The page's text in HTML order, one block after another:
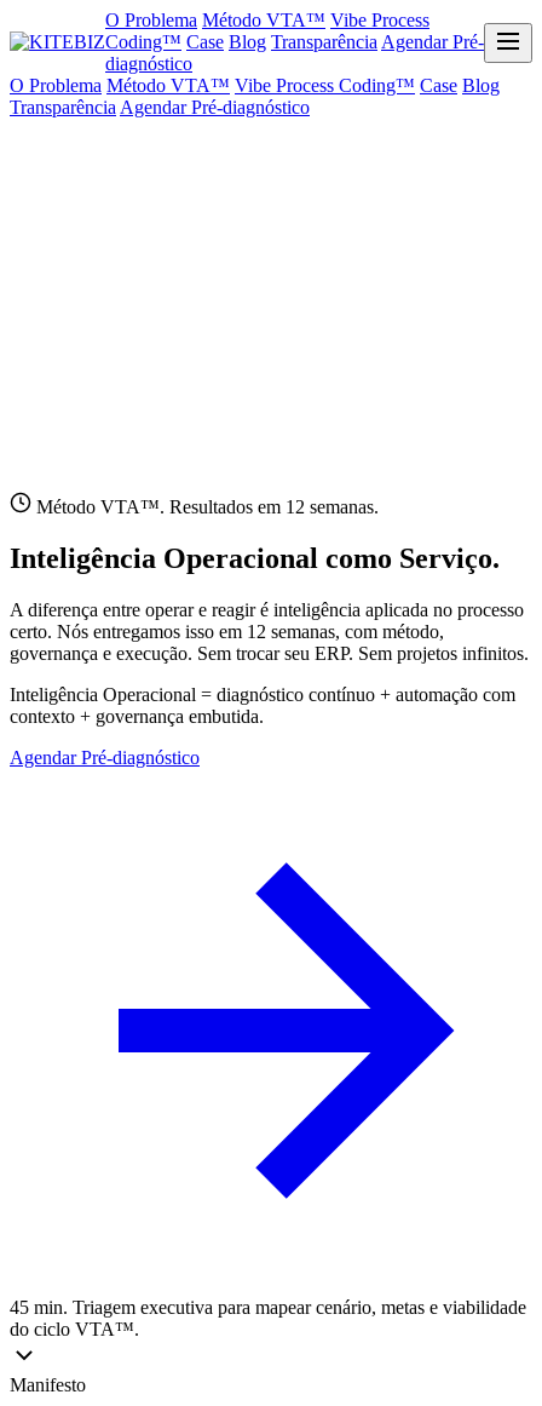
O Problema Método VTA™ Vibe Process
Coding™ Case Blog Transparência Agendar Pré-
diagnóstico
O Problema Método VTA™ Vibe Process Coding™ Case Blog
Transparência Agendar Pré-diagnóstico
Método VTA™. Resultados em 12 semanas.
Inteligência Operacional como Serviço.
A diferença entre operar e reagir é inteligência aplicada no processo
certo. Nós entregamos isso em 12 semanas, com método,
governança e execução. Sem trocar seu ERP. Sem projetos infinitos.
Inteligência Operacional = diagnóstico contínuo + automação com
contexto + governança embutida.
Agendar Pré-diagnóstico
45 min. Triagem executiva para mapear cenário, metas e viabilidade
do ciclo VTA™.
Manifesto